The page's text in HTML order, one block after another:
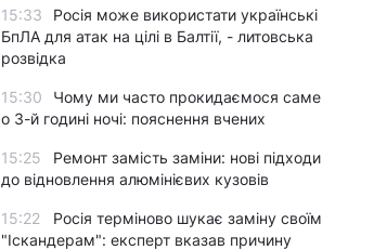
15:33
Росія може використати українські
БпЛА для атак на цілі в Балтії, - литовська
розвідка
15:30
Чому ми часто прокидаємося саме
о 3-й годині ночі: пояснення вчених
15:25
Ремонт замість заміни: нові підходи
до відновлення алюмінієвих кузовів
15:22
Росія терміново шукає заміну своїм
"Іскандерам": експерт вказав причину